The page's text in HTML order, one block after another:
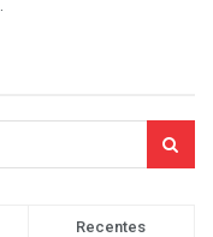
.
Recentes